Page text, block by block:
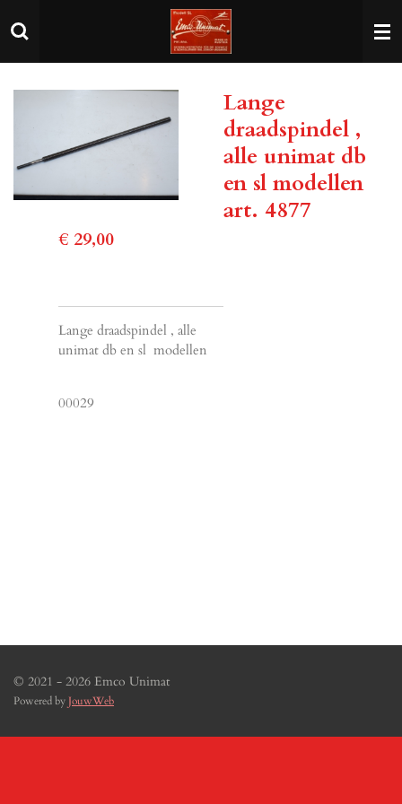
direct
Lange
draadspindel ,
alle unimat db
en sl modellen
art. 4877
€ 29,00
Lange draadspindel , alle
unimat db en sl modellen
00029
© 2021 - 2026 Emco Unimat
Powered byJouwWeb